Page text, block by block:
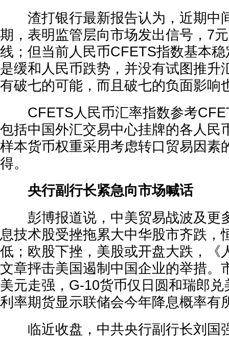
渣打银行最新报告认为，近期中
期，表明监管层向市场发出信号，7
线；但当前人民币CFETS指数基本
是缓和人民币跌势，并没有试图推升
有破七的可能，而且破七的负面影响
CFETS人民币汇率指数参考
包括中国外汇交易中心挂牌的各人民
样本货币权重采用考虑转口贸易因素
得。
央行副行长紧急向市场喊话
彭博报道说，中美贸易战波及更
息技术股受挫拖累大中华股市齐跌，
低；欧股下挫，美股或开盘大跌，《
文章抨击美国遏制中国企业的举措。
美元走强，G-10货币仅日圆和瑞郎
利率期货显示联储会今年降息概率有
临近收盘，中共央行副行长刘国